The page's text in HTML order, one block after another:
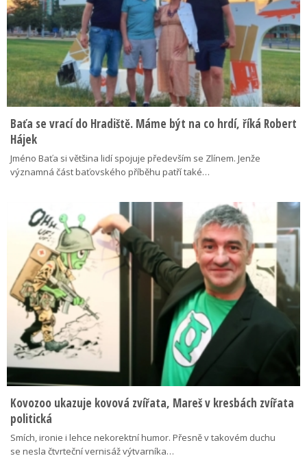
Baťa se vrací do Hradiště. Máme být na co hrdí, říká Robert
Hájek
Jméno Baťa si většina lidí spojuje především se Zlínem. Jenže
významná část baťovského příběhu patří také…
Kovozoo ukazuje kovová zvířata, Mareš v kresbách zvířata
politická
Smích, ironie i lehce nekorektní humor. Přesně v takovém duchu
se nesla čtvrteční vernisáž výtvarníka…